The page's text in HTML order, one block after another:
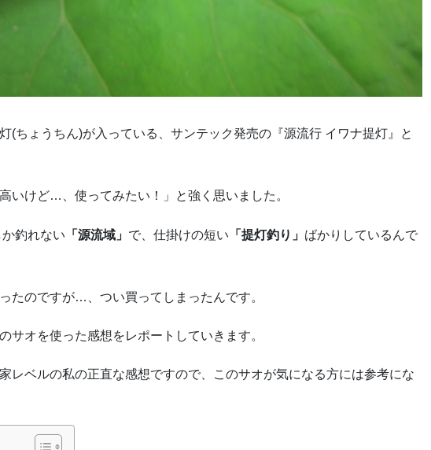
(ちょうちん)が入っている、サンテック発売の『源流行 イワナ提灯』と
いけど…、使ってみたい！」と強く思いました。
か釣れない 「源流域」 で、仕掛けの短い 「提灯釣り」 ばかりしているんで
たのですが…、つい買ってしまったんです。
サオを使った感想をレポートしていきます。
レベルの私の正直な感想ですので、このサオが気になる方には参考にな